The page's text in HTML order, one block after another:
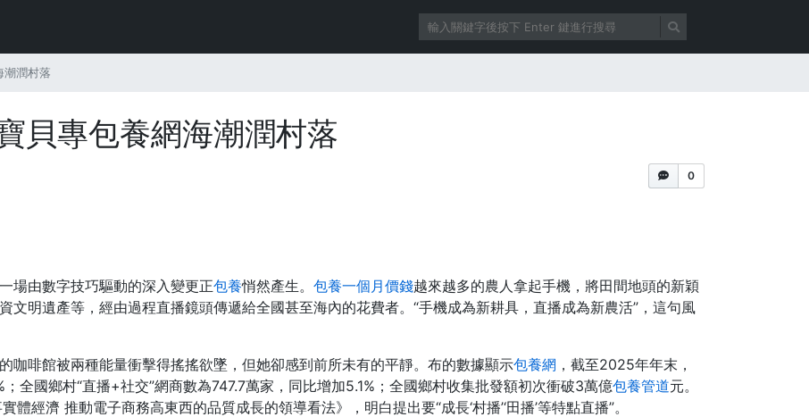
潮潤村落
貝專包養網海潮潤村落
0
場由數字技巧驅動的深入變更正包養悄然產生。 包養一個月價錢越來越多的農人拿起手機，將田間地頭的新穎
文明遺產等，經由過程直播鏡頭傳遞給全國甚至海內的花費者。“手機成為新耕具，直播成為新農活”，這句風
咖啡館被兩種能量衝擊得搖搖欲墜，但她卻感到前所未有的平靜。布的數據顯示包養網 ，截至2025年年末，
全國鄉村“直播+社交”網商數為747.7萬家，同比增加5.1%；全國鄉村收集批發額初次衝破3萬億包養管道元。
經濟 推動電子商務高東西的品質成長的領導看法》，明白提出要“成長‘村播’‘田播’等特點直播”。